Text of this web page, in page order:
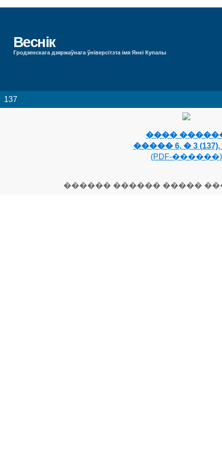
Веснік
Гродзенскага дзяржаўнага ўніверсітэта імя Янкі Купалы
137
����
����� 6, � 3 (137),
(PDF-������)
������ ������ �����